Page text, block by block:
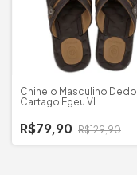
Chinelo Masculino Dedo
Cartago Egeu VI
R$79,90 R$129,90